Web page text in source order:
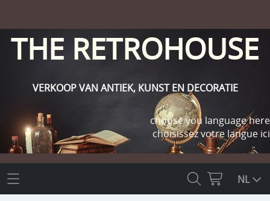
THE RETROHOUSE
VERKOOP VAN ANTIEK, KUNST EN DECORATIE
choose you language here
choisissez votre langue ici
THE RETROHOUSE NL